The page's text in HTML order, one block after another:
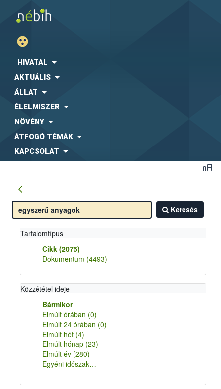
HIVATAL
AKTUÁLIS
ÁLLAT
ÉLELMISZER
NÖVÉNY
ÁTFOGÓ TÉMÁK
KAPCSOLAT
Keresés
Tartalomtípus
Cikk (2075)
Dokumentum (4493)
Közzététel ideje
Bármikor
Elmúlt órában (0)
Elmúlt 24 órában (0)
Elmúlt hét (4)
Elmúlt hónap (23)
Elmúlt év (280)
Egyéni időszak…